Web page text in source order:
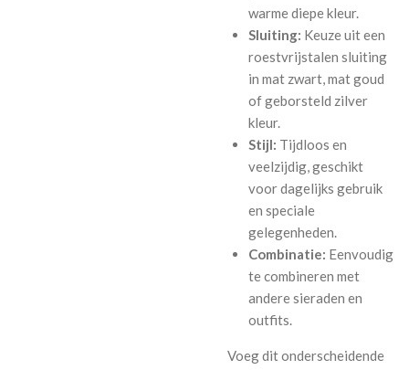
warme diepe kleur.
Sluiting: Keuze uit een
roestvrijstalen sluiting
in mat zwart, mat goud
of geborsteld zilver
kleur.
Stijl: Tijdloos en
veelzijdig, geschikt
voor dagelijks gebruik
en speciale
gelegenheden.
Combinatie: Eenvoudig
te combineren met
andere sieraden en
outfits.
Voeg dit onderscheidende